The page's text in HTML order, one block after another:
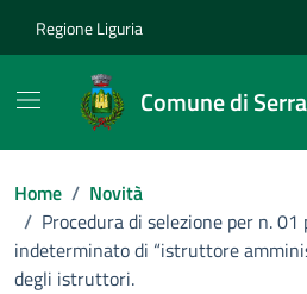
Regione Liguria
Comune di
Home / Novità
/ Procedura di selezione per n.
indeterminato di “istruttore
degli istruttori.